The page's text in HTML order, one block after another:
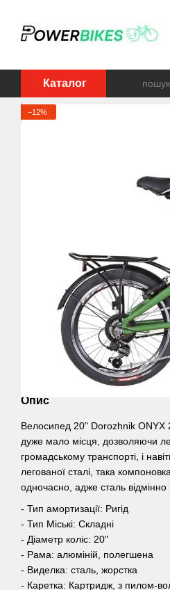
Каталог
−12%
Опис
Велосипед 20" Dorozhnik ONYX
дуже мало місця, дозволяючи
громадському транспорті, і
легованої сталі, така
одночасно, адже сталь
- Тип амортизації: Ригід
- Тип Міські: Складні
- Діаметр коліс: 20"
- Рама: алюміній, полегшена
- Виделка: сталь, жорстка
- Каретка: Картридж, з пилом-